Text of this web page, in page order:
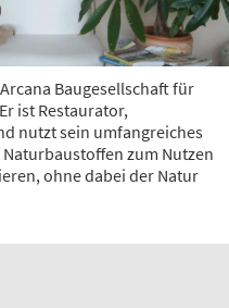
Baugesellschaft für
ist Restaurator,
nutzt sein umfangreiches
zum Nutzen
ohne dabei der Natur